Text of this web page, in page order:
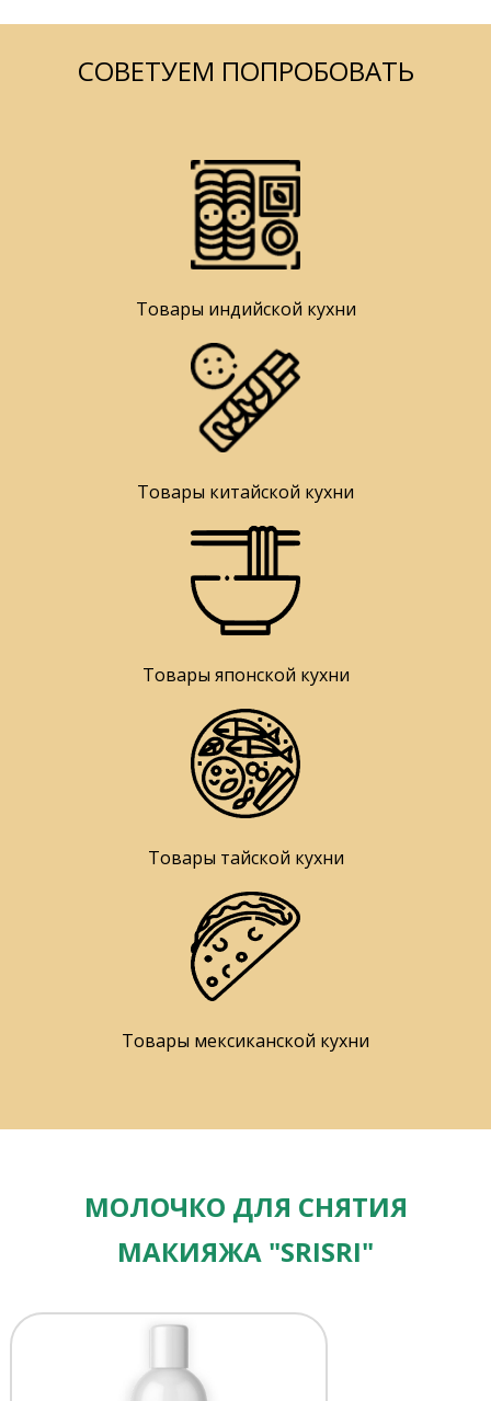
СОВЕТУЕМ ПОПРОБОВАТЬ
Товары индийской кухни
Товары китайской кухни
Товары японской кухни
Товары тайской кухни
Товары мексиканской кухни
МОЛОЧКО ДЛЯ СНЯТИЯ
МАКИЯЖА "SRISRI"